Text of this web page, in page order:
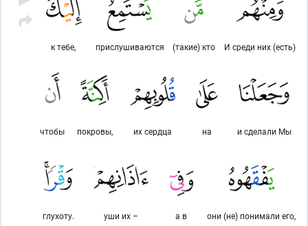
И среди них (есть)
(такие) кто
прислушиваются
к тебе,
и сделали Мы
на
их сердца
покровы,
чтобы
они (не) понимали его,
а в
уши их –
глухоту.